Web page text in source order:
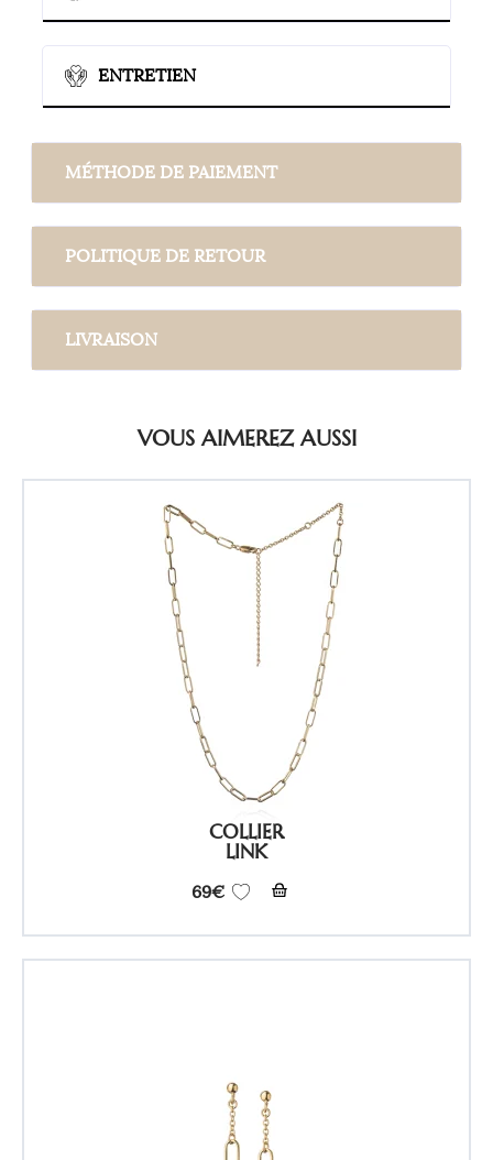
ENTRETIEN
MÉTHODE DE PAIEMENT
POLITIQUE DE RETOUR
LIVRAISON
VOUS AIMEREZ AUSSI
COLLIER
LINK
69€